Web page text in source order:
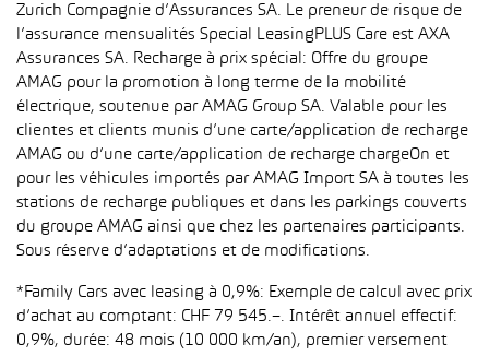
Zurich Compagnie d’Assurances SA. Le preneur de risque de
l’assurance mensualités Special LeasingPLUS Care est AXA
Assurances SA. Recharge à prix spécial: Offre du groupe
AMAG pour la promotion à long terme de la mobilité
électrique, soutenue par AMAG Group SA. Valable pour les
clientes et clients munis d’une carte/application de recharge
AMAG ou d’une carte/application de recharge chargeOn et
pour les véhicules importés par AMAG Import SA à toutes les
stations de recharge publiques et dans les parkings couverts
du groupe AMAG ainsi que chez les partenaires participants.
Sous réserve d’adaptations et de modifications.
*Family Cars avec leasing à 0,9%: Exemple de calcul avec prix
d’achat au comptant: CHF 79 545.–. Intérêt annuel effectif:
0,9%, durée: 48 mois (10 000 km/an), premier versement